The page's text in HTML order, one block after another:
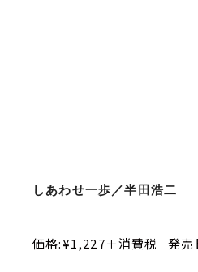
しあわせ一歩／半田浩二
価格:¥1,227＋消費税 発売